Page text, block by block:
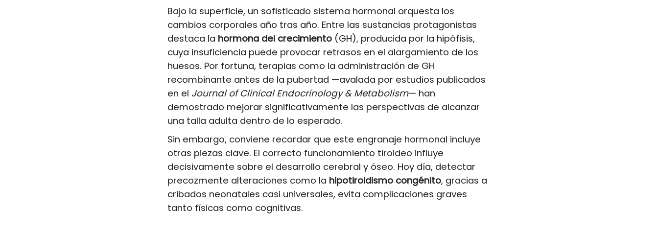
Bajo la superficie, un sofisticado sistema hormonal orquesta los
cambios corporales año tras año. Entre las sustancias protagonistas
destaca la hormona del crecimiento (GH), producida por la hipófisis,
cuya insuficiencia puede provocar retrasos en el alargamiento de los
huesos. Por fortuna, terapias como la administración de GH
recombinante antes de la pubertad —avalada por estudios publicados
en el Journal of Clinical Endocrinology & Metabolism— han
demostrado mejorar significativamente las perspectivas de alcanzar
una talla adulta dentro de lo esperado.
Sin embargo, conviene recordar que este engranaje hormonal incluye
otras piezas clave. El correcto funcionamiento tiroideo influye
decisivamente sobre el desarrollo cerebral y óseo. Hoy día, detectar
precozmente alteraciones como la hipotiroidismo congénito, gracias a
cribados neonatales casi universales, evita complicaciones graves
tanto físicas como cognitivas.